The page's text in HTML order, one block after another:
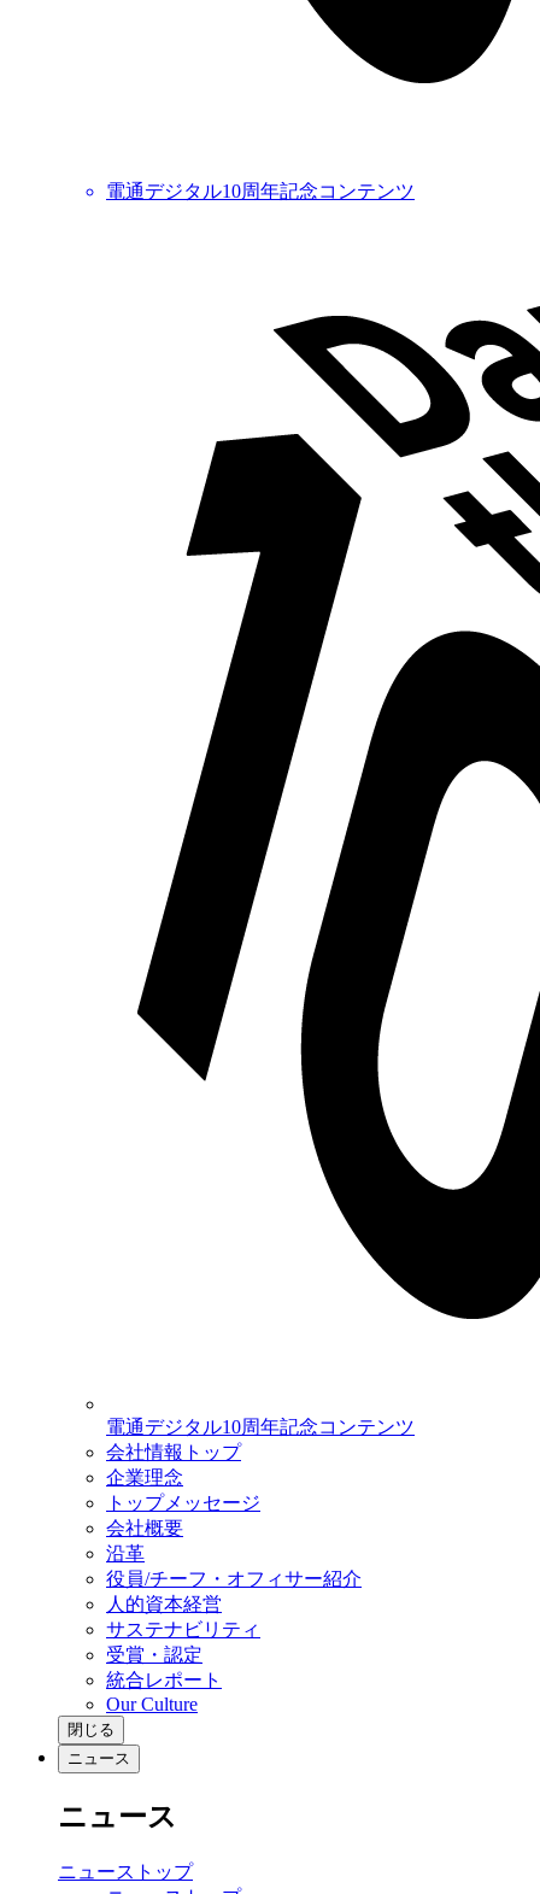
電通デジタル10周年記念コンテンツ
電通デジタル10周年記念コンテンツ
会社情報トップ
企業理念
トップメッセージ
会社概要
沿革
役員/チーフ・オフィサー紹介
人的資本経営
サステナビリティ
受賞・認定
統合レポート
Our Culture
閉じる
ニュース
ニュース
ニューストップ